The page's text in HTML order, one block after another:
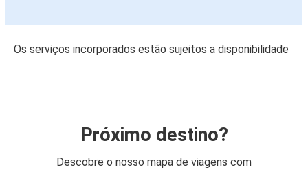
Os serviços incorporados estão sujeitos a disponibilidade
Próximo destino?
Descobre o nosso mapa de viagens com